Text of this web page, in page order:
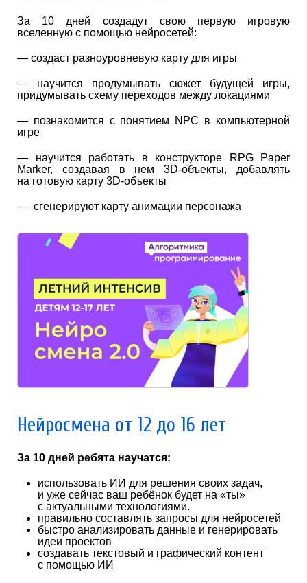
За 10 дней создадут свою первую игровую
вселенную с помощью нейросетей:
— создаст разноуровневую карту для игры
— научится продумывать сюжет будущей игры,
придумывать схему переходов между локациями
— познакомится с понятием NPC в компьютерной
игре
— научится работать в конструкторе RPG Paper
Marker, создавая в нем 3D-объекты, добавлять
на готовую карту 3D-объекты
— сгенерируют карту анимации персонажа
Нейросмена от 12 до 16 лет
За 10 дней ребята научатся:
использовать ИИ для решения своих задач,
и уже сейчас ваш ребёнок будет на «ты»
с актуальными технологиями.
правильно составлять запросы для нейросетей
быстро анализировать данные и генерировать
идеи проектов
создавать текстовый и графический контент
с помощью ИИ